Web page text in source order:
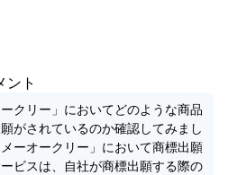
ント
クリー」においてどのような商品
がされているのか確認してみまし
ーオークリー」において商標出願
ビスは、自社が商標出願する際の